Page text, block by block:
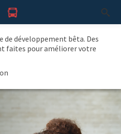
de développement bêta. Des
faites pour améliorer votre